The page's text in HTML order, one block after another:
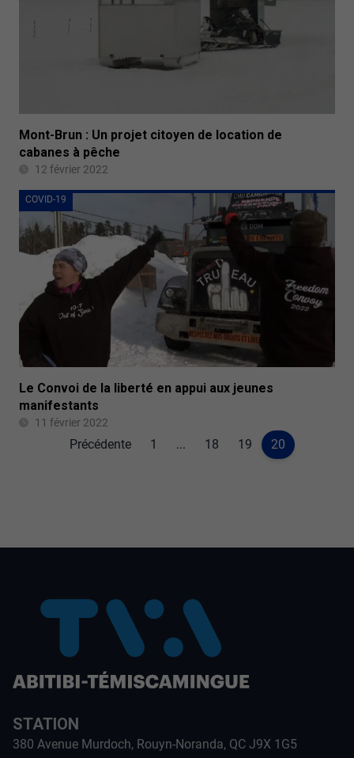
Mont-Brun : Un projet citoyen de location de
cabanes à pêche
12 février 2022
COVID-19
Le Convoi de la liberté en appui aux jeunes
manifestants
11 février 2022
Précédente 1 ... 18 19 20
STATION
380 Avenue Murdoch, Rouyn-Noranda, QC J9X 1G5